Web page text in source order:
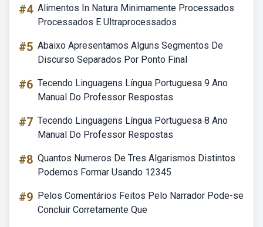
#4 Alimentos In Natura Minimamente Processados
Processados E Ultraprocessados
#5 Abaixo Apresentamos Alguns Segmentos De
Discurso Separados Por Ponto Final
#6 Tecendo Linguagens Língua Portuguesa 9 Ano
Manual Do Professor Respostas
#7 Tecendo Linguagens Língua Portuguesa 8 Ano
Manual Do Professor Respostas
#8 Quantos Numeros De Tres Algarismos Distintos
Podemos Formar Usando 12345
#9 Pelos Comentários Feitos Pelo Narrador Pode-se
Concluir Corretamente Que